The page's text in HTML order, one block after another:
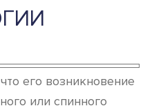
его возникновение
или спинного